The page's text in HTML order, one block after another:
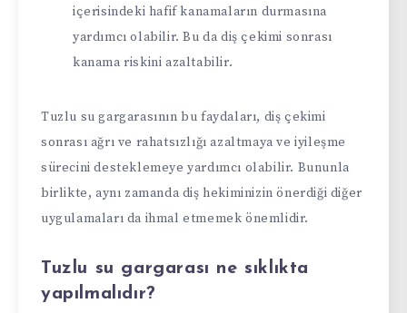
içerisindeki hafif kanamaların durmasına
yardımcı olabilir. Bu da diş çekimi sonrası
kanama riskini azaltabilir.
Tuzlu su gargarasının bu faydaları, diş çekimi
sonrası ağrı ve rahatsızlığı azaltmaya ve iyileşme
sürecini desteklemeye yardımcı olabilir. Bununla
birlikte, aynı zamanda diş hekiminizin önerdiği diğer
uygulamaları da ihmal etmemek önemlidir.
Tuzlu su gargarası ne sıklıkta
yapılmalıdır?